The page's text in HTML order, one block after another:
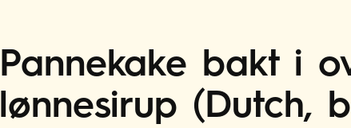
Pannekake bakt i
lønnesirup (Dutch,